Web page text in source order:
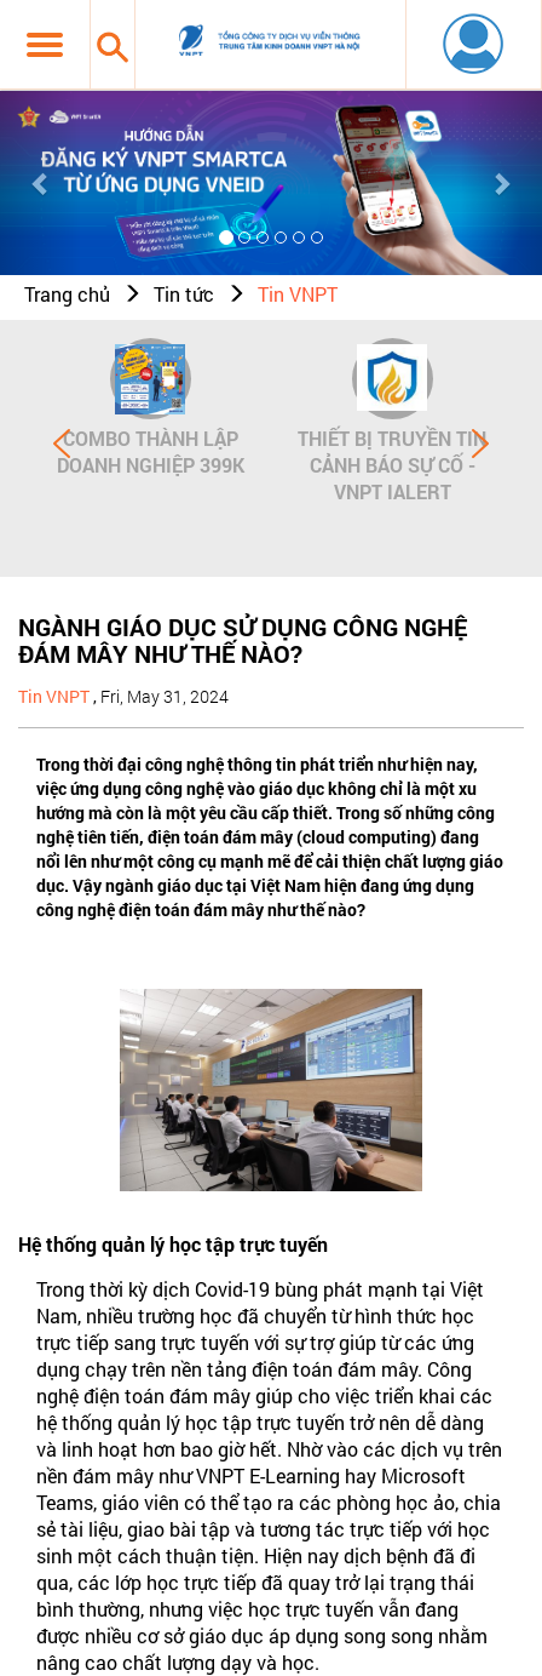
Previous
Trang chủ Tin tức Tin VNPT
COMBO THÀNH LẬP
DOANH NGHIỆP 399K
THIẾT BỊ TRUYỀN TIN
CẢNH BÁO SỰ CỐ -
VNPT IALERT
NGÀNH GIÁO DỤC SỬ DỤNG CÔNG NGHỆ
ĐÁM MÂY NHƯ THẾ NÀO?
Tin VNPT, Fri, May 31, 2024
Trong thời đại công nghệ thông tin phát triển như hiện nay,
việc ứng dụng công nghệ vào giáo dục không chỉ là một xu
hướng mà còn là một yêu cầu cấp thiết. Trong số những công
nghệ tiên tiến, điện toán đám mây (cloud computing) đang
nổi lên như một công cụ mạnh mẽ để cải thiện chất lượng giáo
dục. Vậy ngành giáo dục tại Việt Nam hiện đang ứng dụng
công nghệ điện toán đám mây như thế nào?
Hệ thống quản lý học tập trực tuyến
Trong thời kỳ dịch Covid-19 bùng phát mạnh tại Việt
Nam, nhiều trường học đã chuyển từ hình thức học
trực tiếp sang trực tuyến với sự trợ giúp từ các ứng
dụng chạy trên nền tảng điện toán đám mây. Công
nghệ điện toán đám mây giúp cho việc triển khai các
hệ thống quản lý học tập trực tuyến trở nên dễ dàng
và linh hoạt hơn bao giờ hết. Nhờ vào các dịch vụ trên
nền đám mây như VNPT E-Learning hay Microsoft
Teams, giáo viên có thể tạo ra các phòng học ảo, chia
sẻ tài liệu, giao bài tập và tương tác trực tiếp với học
sinh một cách thuận tiện. Hiện nay dịch bệnh đã đi
qua, các lớp học trực tiếp đã quay trở lại trạng thái
bình thường, nhưng việc học trực tuyến vẫn đang
được nhiều cơ sở giáo dục áp dụng song song nhằm
nâng cao chất lượng dạy và học.